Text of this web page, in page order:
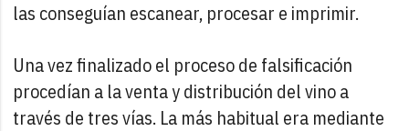
las conseguían escanear, procesar e imprimir.
Una vez finalizado el proceso de falsificación
procedían a la venta y distribución del vino a
través de tres vías. La más habitual era mediante